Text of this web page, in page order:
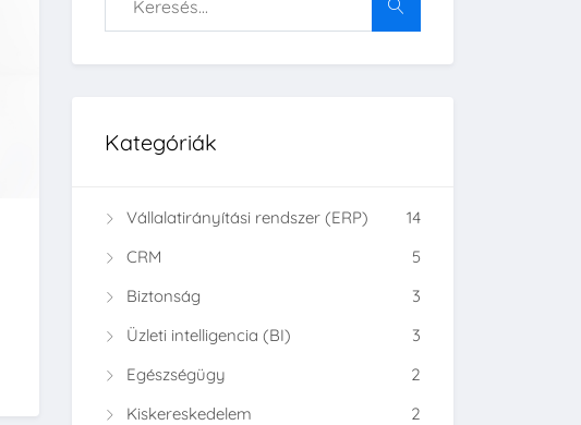
Kategóriák
Vállalatirányítási rendszer (ERP)
14
CRM
5
Biztonság
3
Üzleti intelligencia (BI)
3
Egészségügy
2
Kiskereskedelem
2